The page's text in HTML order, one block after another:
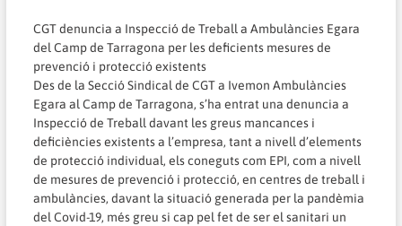
CGT denuncia a Inspecció de Treball a Ambulàncies Egara
del Camp de Tarragona per les deficients mesures de
prevenció i protecció existents
Des de la Secció Sindical de CGT a Ivemon Ambulàncies
Egara al Camp de Tarragona, s’ha entrat una denuncia a
Inspecció de Treball davant les greus mancances i
deficiències existents a l’empresa, tant a nivell d’elements
de protecció individual, els coneguts com EPI, com a nivell
de mesures de prevenció i protecció, en centres de treball i
ambulàncies, davant la situació generada per la pandèmia
del Covid-19, més greu si cap pel fet de ser el sanitari un